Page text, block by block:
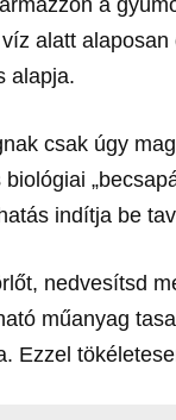
alatt
alapja.
csak úgy
indítja be
nedvesítsd
műanyag
Ezzel